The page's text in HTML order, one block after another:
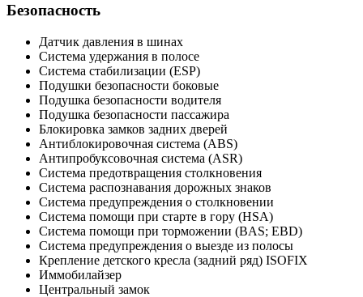
Безопасность
Датчик давления в шинах
Система удержания в полосе
Система стабилизации (ESP)
Подушки безопасности боковые
Подушка безопасности водителя
Подушка безопасности пассажира
Блокировка замков задних дверей
Антиблокировочная система (ABS)
Антипробуксовочная система (ASR)
Система предотвращения столкновения
Система распознавания дорожных знаков
Система предупреждения о столкновении
Система помощи при старте в гору (HSA)
Система помощи при торможении (BAS; EBD)
Система предупреждения о выезде из полосы
Крепление детского кресла (задний ряд) ISOFIX
Иммобилайзер
Центральный замок